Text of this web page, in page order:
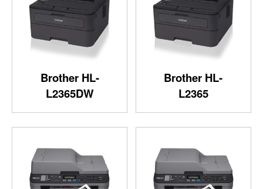
Brother HL-
L2365
Brother HL-
L2365DW